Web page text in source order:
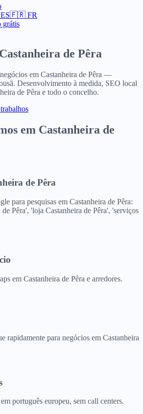
ES🇫🇷 FR
grátis
Castanheira de Pêra
em Castanheira de Pêra —
Desenvolvimento à medida, SEO local
de Pêra e todo o concelho.
em Castanheira de
de Pêra
para pesquisas em Castanheira de Pêra:
de Pêra', 'loja Castanheira de Pêra', 'serviços
em Castanheira de Pêra e arredores.
rapidamente para negócios em Castanheira
português europeu, sem call centers.